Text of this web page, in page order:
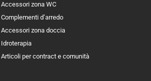
Accessori zona WC
Complementi d’arredo
Accessori zona doccia
Idroterapia
Articoli per contract e comunità